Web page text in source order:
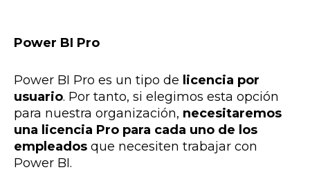
Power BI Pro
Power BI Pro es un tipo de licencia por
usuario. Por tanto, si elegimos esta opción
para nuestra organización, necesitaremos
una licencia Pro para cada uno de los
empleados que necesiten trabajar con
Power BI.